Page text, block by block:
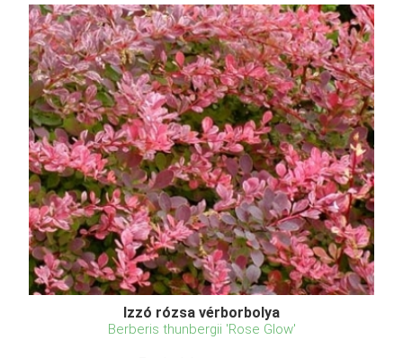
Izzó rózsa vérborbolya
Berberis thunbergii 'Rose Glow'